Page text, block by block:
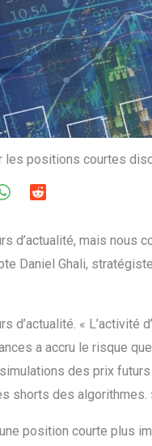
les positions courtes
d’actualité, mais nous
Daniel Ghali,
« L’activité
a accru le risque
des prix futurs
shorts des algorithmes.
position courte plus